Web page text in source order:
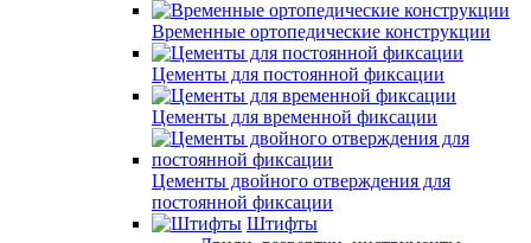
Временные ортопедические конструкции
Цементы для постоянной фиксации
Цементы для временной фиксации
Цементы двойного отверждения для
постоянной фиксации
Штифты